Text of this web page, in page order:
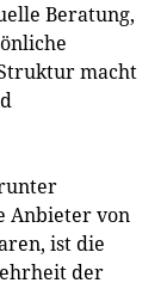
Beratung,
macht
Anbieter von
ist die
der